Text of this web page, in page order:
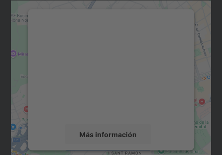
Más información